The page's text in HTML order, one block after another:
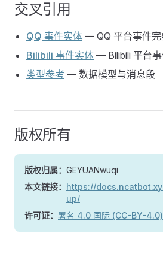
交叉引用
QQ 事件实体 — QQ 平台事件完
Bilibili 事件实体 — Bilibili 平台
类型参考 — 数据模型与消息段
版权所有
版权归属： GEYUANwuqi
本文链接： https://
up/
许可证： 署名 4.0 国际 (CC-BY-4.0)